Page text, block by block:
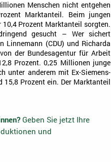
Menschen nicht entgehen
Marktanteil. Beim jungen
Prozent Marktanteil sorgten.
gesucht – Wer sichert
Linnemann (CDU) und Richarda
der Bundesagentur für Arbeit
Prozent. 0,25 Millionen junge
unter anderem mit Ex-Siemens-
Prozent ein. Der Marktanteil
Geben Sie jetzt Ihre
und